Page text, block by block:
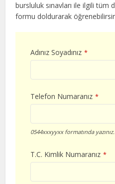
bursluluk sınavları ile ilgili tüm
formu doldurarak
Adınız Soyadınız *
Telefon Numaranız *
0544xxxyyxx formatında yazınız.
T.C. Kimlik Numaranız *